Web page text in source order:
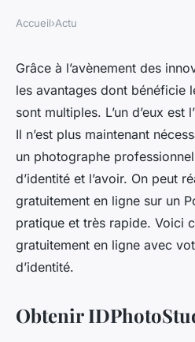
Comment
gratuitement en
votre ordinateur
d'identité ?
gabrielle•26 janvier 2023 •4 min
Accueil›Actu
Grâce à l’avènement des
les avantages dont bénéficie
sont multiples. L’un d’eux est
Il n’est plus maintenant
un photographe
d’identité et l’avoir. On peut
gratuitement en ligne sur un
pratique et très rapide. Voici
gratuitement en ligne avec
d’identité.
Obtenir